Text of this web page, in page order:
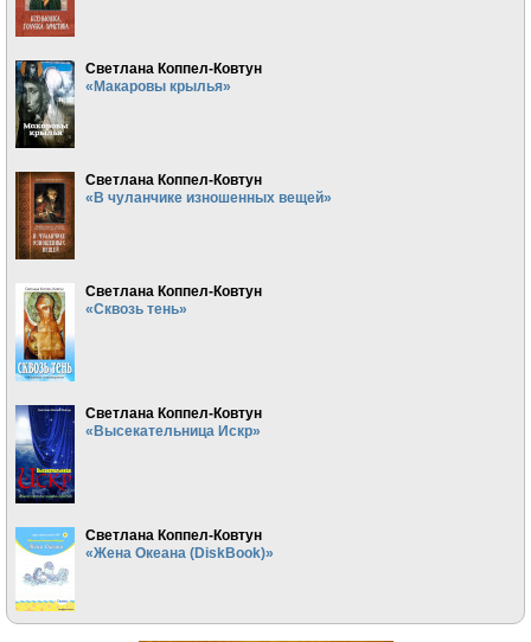
Светлана Коппел-Ковтун
«Макаровы крылья»
Светлана Коппел-Ковтун
«В чуланчике изношенных вещей»
Светлана Коппел-Ковтун
«Сквозь тень»
Светлана Коппел-Ковтун
«Высекательница Искр»
Светлана Коппел-Ковтун
«Жена Океана (DiskBook)»